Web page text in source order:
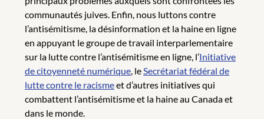
communautés juives. Enfin, nous luttons contre
l’antisémitisme, la désinformation et la haine en ligne
en appuyant le groupe de travail interparlementaire
sur la lutte contre l’antisémitisme en ligne, l’Initiative
de citoyenneté numérique , le Secrétariat fédéral de
lutte contre le racismeet d’autres initiatives qui
combattent l’antisémitisme et la haine au Canada et
dans le monde.